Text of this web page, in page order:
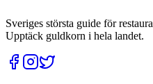
Sveriges största guide för
Upptäck guldkorn i hela landet.